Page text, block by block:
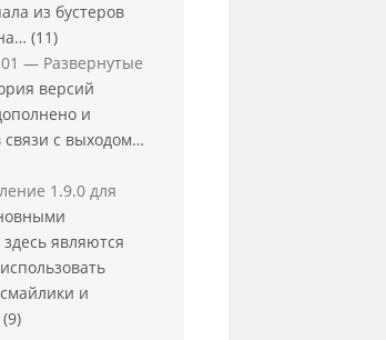
из бустеров
(11)
— Развернутые
версий
и
связи с выходом…
1.9.0 для
являются
и
(9)